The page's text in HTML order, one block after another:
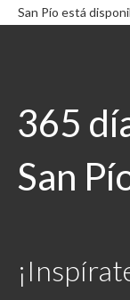
San Pío está
365
San